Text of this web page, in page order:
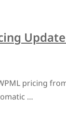
pricing
…